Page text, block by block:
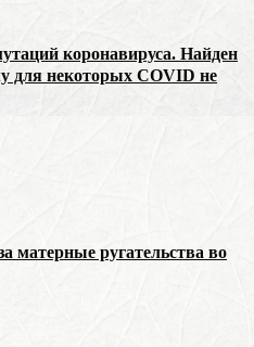
коронавируса. Найден
для некоторых COVID не
матерные ругательства во